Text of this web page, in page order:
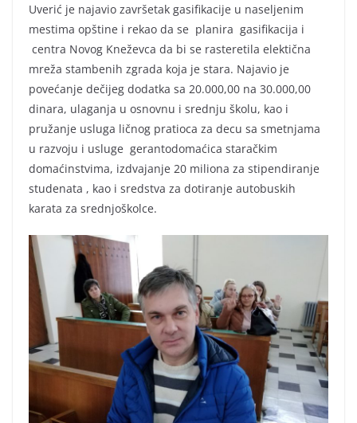
Uverić je najavio završetak gasifikacije u naseljenim
mestima opštine i rekao da se planira gasifikacija i
centra Novog Kneževca da bi se rasteretila elektična
mreža stambenih zgrada koja je stara. Najavio je
povećanje dečijeg dodatka sa 20.000,00 na 30.000,00
dinara, ulaganja u osnovnu i srednju školu, kao i
pružanje usluga ličnog pratioca za decu sa smetnjama
u razvoju i usluge gerantodomaćica staračkim
domaćinstvima, izdvajanje 20 miliona za stipendiranje
studenata , kao i sredstva za dotiranje autobuskih
karata za srednjoškolce.